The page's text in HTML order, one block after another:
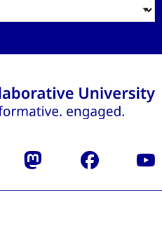
Mastodon Facebook